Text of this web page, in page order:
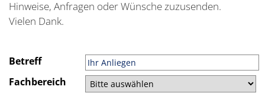
Hinweise, Anfragen oder Wünsche zuzusenden.
Vielen Dank.
Betreff
Fachbereich